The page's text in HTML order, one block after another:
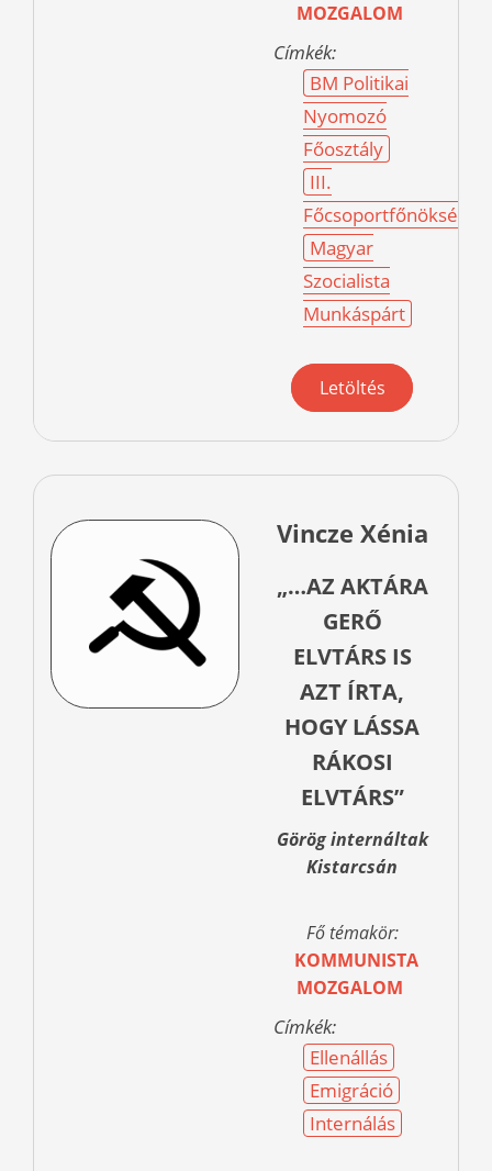
MOZGALOM
Címkék:
BM Politikai
Nyomozó
Főosztály
III.
Főcsoportfőnökség
Magyar
Szocialista
Munkáspárt
Letöltés
Vincze Xénia
„…AZ AKTÁRA
GERŐ
ELVTÁRS IS
AZT ÍRTA,
HOGY LÁSSA
RÁKOSI
ELVTÁRS”
Görög internáltak
Kistarcsán
Fő témakör:
KOMMUNISTA
MOZGALOM
Címkék:
Ellenállás
Emigráció
Internálás